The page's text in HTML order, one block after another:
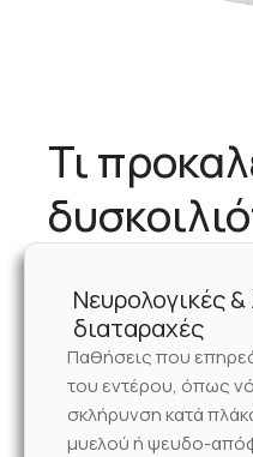
Τι
Νευρολογικές &
διαταραχές
Παθήσεις που
του εντέρου, όπως
σκλήρυνση κατά
μυελού ή ψευδο-